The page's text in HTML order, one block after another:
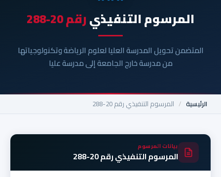
المرسوم التنفيذيرقم 20-288
المتضمن تحويل المدرسة العليا لعلوم الرياضة وتكنولوجياتها
من مدرسة خارج الجامعة إلى مدرسة عليا
الرئيسية / المرسوم التنفيذي رقم 20-288
بيانات المرسوم
المرسوم التنفيذي رقم 20-288